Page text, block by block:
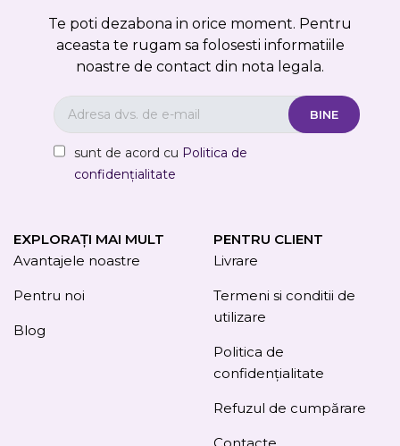
Te poti dezabona in orice moment. Pentru
aceasta te rugam sa folosesti informatiile
noastre de contact din nota legala.
sunt de acord cu Politica de
confidențialitate
EXPLORAȚI MAI MULT
Avantajele noastre
Pentru noi
Blog
PENTRU CLIENT
Livrare
Termeni si conditii de
utilizare
Politica de
confidențialitate
Refuzul de cumpărare